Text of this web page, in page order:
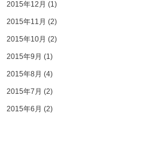
2015年12月 (1)
2015年11月 (2)
2015年10月 (2)
2015年9月 (1)
2015年8月 (4)
2015年7月 (2)
2015年6月 (2)